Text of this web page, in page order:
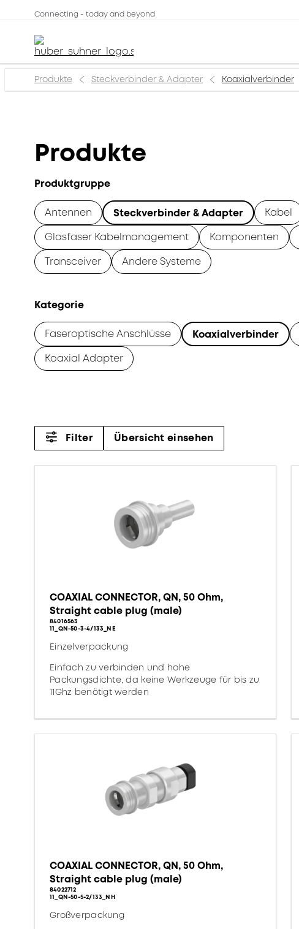
Connecting - today and beyond
Produkte Steckverbinder & Adapter Koaxialverbinder
Produkte
Produktgruppe
Antennen Steckverbinder & Adapter Kabel
Glasfaser Kabelmanagement
Komponenten
Transceiver
Andere Systeme
Kategorie
Faseroptische Anschlüsse Koaxialverbinder
Koaxial Adapter
Filter Übersicht einsehen
COAXIAL CONNECTOR, QN, 50 Ohm,
Straight cable plug (male)
84016563
11_QN-50-3-4/133_NE
Einzelverpackung
Einfach zu verbinden und hohe
Packungsdichte, da keine Werkzeuge für bis zu
11Ghz benötigt werden
COAXIAL CONNECTOR, QN, 50 Ohm,
Straight cable plug (male)
84022712
11_QN-50-5-2/133_NH
Großverpackung